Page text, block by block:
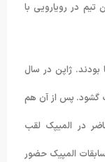
در رویارویی با
بودند. ژاپن در سال
گشود. پس از آن هم
حاضر در المیپک لقب
المپیک حضور